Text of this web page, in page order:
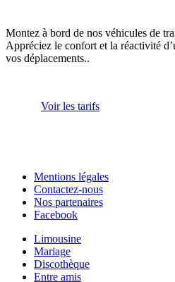
Montez à bord de nos véhicules de
Appréciez le confort et la réactivité
vos déplacements..
Voir les tarifs
Mentions légales
Contactez-nous
Nos partenaires
Facebook
Limousine
Mariage
Discothèque
Entre amis